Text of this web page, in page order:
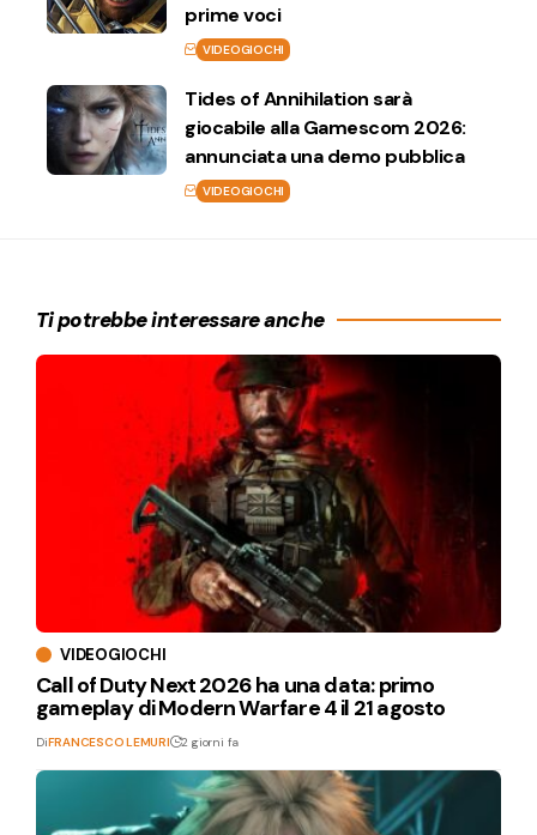
prime voci
VIDEOGIOCHI
Tides of Annihilation sarà
giocabile alla Gamescom 2026:
annunciata una demo pubblica
VIDEOGIOCHI
Ti potrebbe interessare anche
VIDEOGIOCHI
Call of Duty Next 2026 ha una data: primo
gameplay di Modern Warfare 4 il 21 agosto
DiFRANCESCO LEMURI 2 giorni fa